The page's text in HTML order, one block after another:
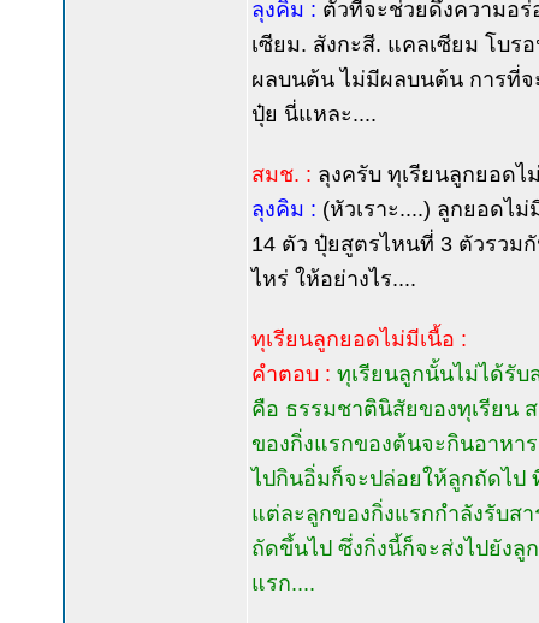
ลุงคิม : ตัวที่จะช่วยดึงความอร่
เซียม. สังกะสี. แคลเซียม โบร
ผลบนต้น ไม่มีผลบนต้น การที่จ
ปุ๋ย นี่แหละ....
สมช. : ลุงครับ ทุเรียนลูกยอดไ
ลุงคิม : (หัวเราะ....) ลูกยอดไ
14 ตัว ปุ๋ยสูตรไหนที่ 3 ตัวรวม
ไหร่ ให้อย่างไร....
ทุเรียนลูกยอดไม่มีเนื้อ :
คำตอบ : ทุเรียนลูกนั้นไม่ได้รับ
คือ ธรรมชาตินิสัยของทุเรียน
ของกิ่งแรกของต้นจะกินอาหา
ไปกินอิ่มก็จะปล่อยให้ลูกถัดไ
แต่ละลูกของกิ่งแรกกำลังรับส
ถัดขึ้นไป ซึ่งกิ่งนี้ก็จะส่งไปยัง
แรก....